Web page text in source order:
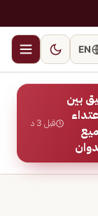
EN
بين
قبل 3 د